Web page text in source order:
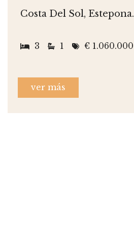
Costa Del Sol, Estepona.
3 1 € 1.060.000
ver más